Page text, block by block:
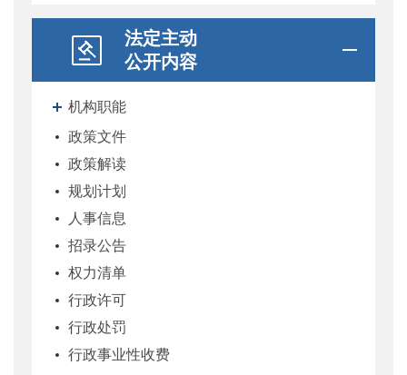
法定主动
公开内容
机构职能
政策文件
政策解读
规划计划
人事信息
招录公告
权力清单
行政许可
行政处罚
行政事业性收费